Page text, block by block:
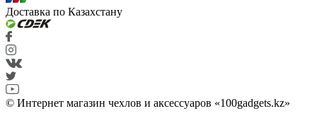
Доставка по Казахстану
© Интернет магазин чехлов и аксессуаров «100gadgets.kz»